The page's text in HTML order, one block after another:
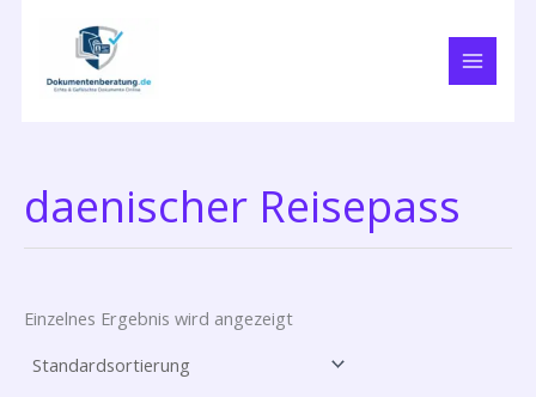
daenischer Reisepass
Einzelnes Ergebnis wird angezeigt